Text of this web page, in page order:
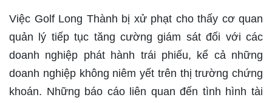
Việc Golf Long Thành bị xử phạt cho thấy cơ quan
quản lý tiếp tục tăng cường giám sát đối với các
doanh nghiệp phát hành trái phiếu, kể cả những
doanh nghiệp không niêm yết trên thị trường chứng
khoán. Những báo cáo liên quan đến tình hình tài